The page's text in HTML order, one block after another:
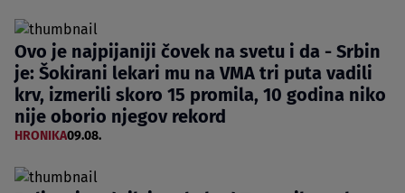
Ovo je najpijaniji čovek na svetu i da - Srbin
je: Šokirani lekari mu na VMA tri puta vadili
krv, izmerili skoro 15 promila, 10 godina niko
nije oborio njegov rekord
HRONIKA09.08.